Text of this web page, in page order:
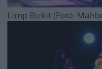
Limp Bizkit (Fotó: